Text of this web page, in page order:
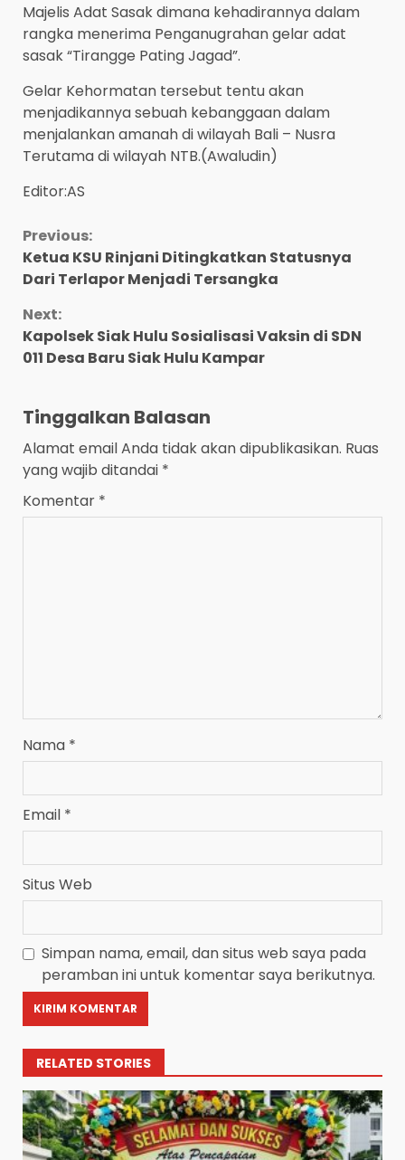
Majelis Adat Sasak dimana kehadirannya dalam
rangka menerima Penganugrahan gelar adat
sasak “Tirangge Pating Jagad”.
Gelar Kehormatan tersebut tentu akan
menjadikannya sebuah kebanggaan dalam
menjalankan amanah di wilayah Bali – Nusra
Terutama di wilayah NTB.(Awaludin)
Editor:AS
Continue
Reading
Previous:
Ketua KSU Rinjani Ditingkatkan Statusnya
Dari Terlapor Menjadi Tersangka
Next:
Kapolsek Siak Hulu Sosialisasi Vaksin di SDN
011 Desa Baru Siak Hulu Kampar
Tinggalkan Balasan
Alamat email Anda tidak akan dipublikasikan. Ruas
yang wajib ditandai *
Komentar *
Nama *
Email *
Situs Web
Simpan nama, email, dan situs web saya pada
peramban ini untuk komentar saya berikutnya.
RELATED STORIES